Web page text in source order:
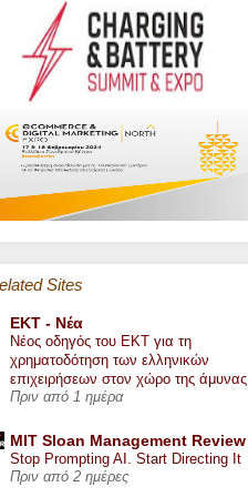
Sites
ΕΚΤ - Nέα
Νέος οδηγός του ΕΚΤ για τη
χρηματοδότηση των ελληνικών
επιχειρήσεων στον χώρο της άμυνας
Πριν από 1 ημέρα
MIT Sloan Management Review
Stop Prompting AI. Start Directing It
Πριν από 2 ημέρες